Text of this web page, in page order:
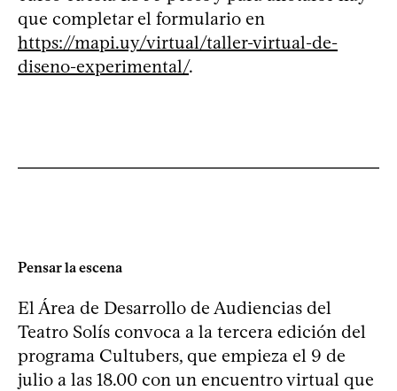
que completar el formulario en
https://mapi.uy/virtual/taller-virtual-de-
diseno-experimental/.
Pensar la escena
El Área de Desarrollo de Audiencias del
Teatro Solís convoca a la tercera edición del
programa Cultubers, que empieza el 9 de
julio a las 18.00 con un encuentro virtual que